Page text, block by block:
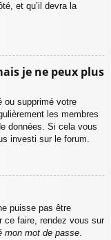
et qu’il devra la
je ne peux plus
ou supprimé votre
les membres
données. Si cela vous
investi sur le forum.
puisse pas être
ce faire, rendez vous sur
mon mot de passe.